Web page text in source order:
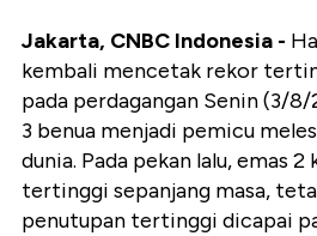
Jakarta, CNBC Indonesia -
kembali mencetak rekor
pada perdagangan Senin (3/
3 benua menjadi pemicu
dunia. Pada pekan lalu, emas
tertinggi sepanjang masa,
penutupan tertinggi dicapai